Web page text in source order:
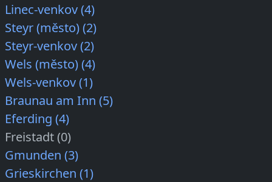
Linec-venkov (4)
Steyr (město) (2)
Steyr-venkov (2)
Wels (město) (4)
Wels-venkov (1)
Braunau am Inn (5)
Eferding (4)
Freistadt (0)
Gmunden (3)
Grieskirchen (1)